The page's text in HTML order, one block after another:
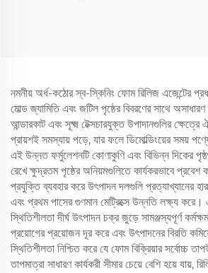
নমনীয় অর্ধ-কঠোর স্ব-স্কিনিং ফোম রিলিজ এজেন্টের
মোল্ড জ্যামিতি এবং জটিল পৃষ্ঠের বিবরণের সাথে
আন্ডারকাট এবং সূক্ষ্ম টেক্সচারযুক্ত উপাদানগুলির
প্রায়শই সমস্যায় পড়ে, যার ফলে ডিমোল্ডিংয়ের সময়
এই উন্নত ফর্মুলেশনটি কোণাকুণি এবং বিভিন্ন দিকের
রেখে ক্ষুদ্রতম পৃষ্ঠের অনিয়মগুলিতে কার্যকরভাবে
প্রযুক্তি ব্যবহার করে উৎপাদন দলগুলি প্রত্যাখ্যানের
এবং প্রথম পাসের গুণমান মেট্রিক্সে উন্নতি লক্ষ্য করে।
স্থিতিশীলতা দীর্ঘ উৎপাদন চক্র জুড়ে সামঞ্জস্যপূর্ণ
প্রয়োগের প্রয়োজন দূর করে এবং উৎপাদনের বিরতি
স্থিতিশীলতা নিশ্চিত করে যে ফোম বিক্রিয়ার সর্বোচ্চ
তাপমাত্রা সাধারণ কার্যকরী সীমার চেয়ে বেশি হয়ে যায়,